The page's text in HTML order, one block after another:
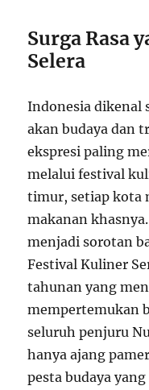
Surga Rasa
Selera
Indonesia dikenal
akan budaya dan
ekspresi paling
melalui festival
timur, setiap kota
makanan
menjadi sorotan
Festival Kuliner
tahunan yang
mempertemukan
seluruh penjuru
hanya ajang
pesta budaya